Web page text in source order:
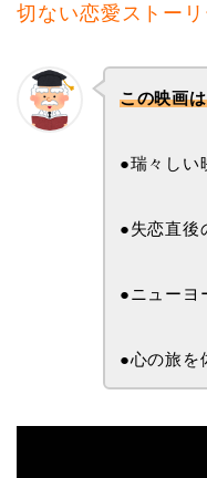
切ない恋愛ストーリ
この映画
●瑞々しい
●失恋直後
●ニューヨ
●心の旅を